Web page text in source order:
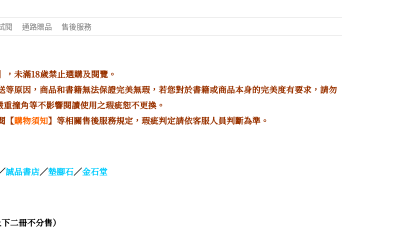
閱 通路贈品 售後服務
未滿18歲禁止選購及閱覽。
原因，商品和書籍無法保證完美無瑕，若您對於書籍或商品本身的完美度有要求，請勿
撞角等不影響閱讀使用之瑕疵恕不更換。
【購物須知】等相關售後服務規定，瑕疵判定請依客服人員判斷為準。
誠品書店／墊腳石／金石堂
二冊不分售）